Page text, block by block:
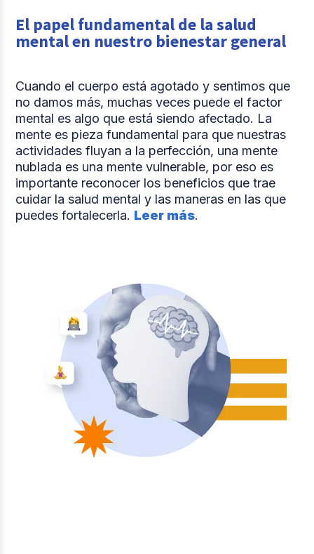
El papel fundamental de la salud
mental en nuestro bienestar general
Cuando el cuerpo está agotado y sentimos que
no damos más, muchas veces puede el factor
mental es algo que está siendo afectado. La
mente es pieza fundamental para que nuestras
actividades fluyan a la perfección, una mente
nublada es una mente vulnerable, por eso es
importante reconocer los beneficios que trae
cuidar la salud mental y las maneras en las que
puedes fortalecerla. Leer más.